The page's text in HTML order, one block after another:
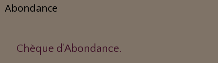
Abondance
Chèque d'Abondance.